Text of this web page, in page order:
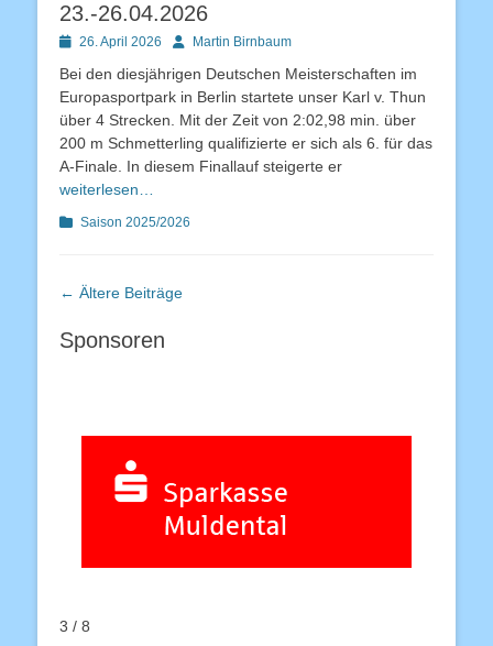
23.-26.04.2026
Posted26. April 2026 AutorMartin Birnbaum
Bei den diesjährigen Deutschen Meisterschaften im
Europasportpark in Berlin startete unser Karl v. Thun
über 4 Strecken. Mit der Zeit von 2:02,98 min. über
200 m Schmetterling qualifizierte er sich als 6. für das
A-Finale. In diesem Finallauf steigerte er
weiterlesen…
Kategorien
Saison 2025/2026
Beitragsnavigation
← Ältere Beiträge
Sponsoren
3 / 8